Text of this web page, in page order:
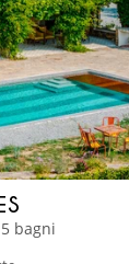
bagni